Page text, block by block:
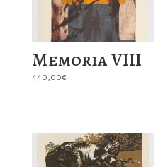
Memoria VIII
440,00€